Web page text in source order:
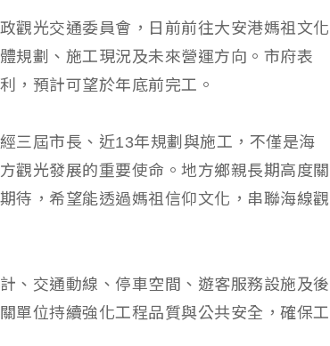
觀光交通委員會，日前前往大安港媽祖文化
規劃、施工現況及未來營運方向。市府表
，預計可望於年底前完工。
三屆市長、近13年規劃與施工，不僅是海
觀光發展的重要使命。地方鄉親長期高度關
待，希望能透過媽祖信仰文化，串聯海線觀
、交通動線、停車空間、遊客服務設施及後
單位持續強化工程品質與公共安全，確保工